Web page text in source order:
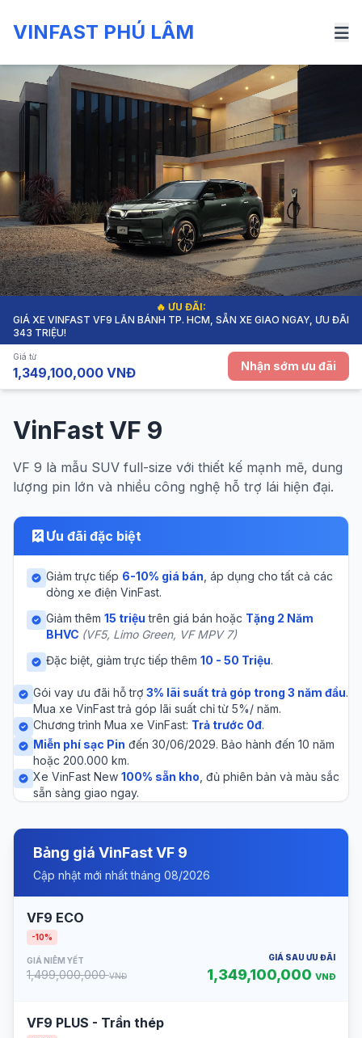
VINFAST PHÚ LÂM
🔥 ƯU ĐÃI:
GIÁ XE VINFAST VF9 LĂN BÁNH TP. HCM, SẴN XE GIAO NGAY, ƯU ĐÃI
343 TRIỆU!
Giá từ
1,349,100,000 VNĐ Nhận sớm ưu đãi
VinFast VF 9
VF 9 là mẫu SUV full-size với thiết kế mạnh mẽ, dung
lượng pin lớn và nhiều công nghệ hỗ trợ lái hiện đại.
Ưu đãi đặc biệt
Giảm trực tiếp 6-10% giá bán , áp dụng cho tất cả các
dòng xe điện VinFast.
Giảm thêm 15 triệu trên giá bán hoặc Tặng 2 Năm
BHVC (VF5, Limo Green, VF MPV 7)
Đặc biệt, giảm trực tiếp thêm 10 - 50 Triệu.
Gói vay ưu đãi hỗ trợ 3% lãi suất trả góp trong 3 năm đầu.
Mua xe VinFast trả góp lãi suất chỉ từ 5%/ năm.
Chương trình Mua xe VinFast: Trả trước 0đ.
Miễn phí sạc Pin đến 30/06/2029. Bảo hành đến 10 năm
hoặc 200.000 km.
Xe VinFast New 100% sẵn kho , đủ phiên bản và màu sắc
sẵn sàng giao ngay.
Bảng giá VinFast VF 9
Cập nhật mới nhất tháng 08/2026
VF9 ECO
-10%
GIÁ NIÊM YẾT
1,499,000,000VNĐ
GIÁ SAU ƯU ĐÃI
1,349,100,000 VNĐ
VF9 PLUS - Trần thép